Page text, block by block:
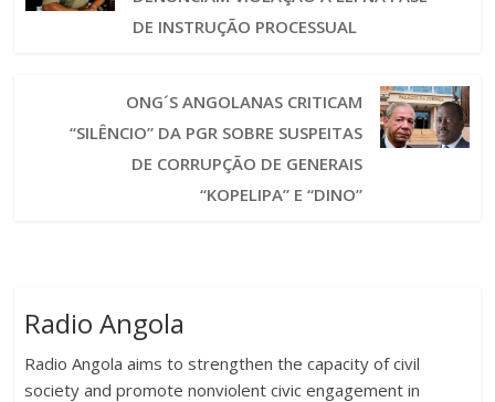
DE INSTRUÇÃO PROCESSUAL
ONG´S ANGOLANAS CRITICAM
“SILÊNCIO” DA PGR SOBRE SUSPEITAS
DE CORRUPÇÃO DE GENERAIS
“KOPELIPA” E “DINO”
Radio Angola
Radio Angola aims to strengthen the capacity of civil
society and promote nonviolent civic engagement in